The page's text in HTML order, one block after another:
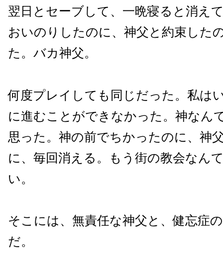
翌日とセーブして、一晩寝ると消え
おいのりしたのに、神父と約束した
た。バカ神父。
何度プレイしても同じだった。私は
に進むことができなかった。神なん
思った。神の前でちかったのに、神
に、毎回消える。もう街の教会なん
い。
そこには、無責任な神父と、健忘症
だ。